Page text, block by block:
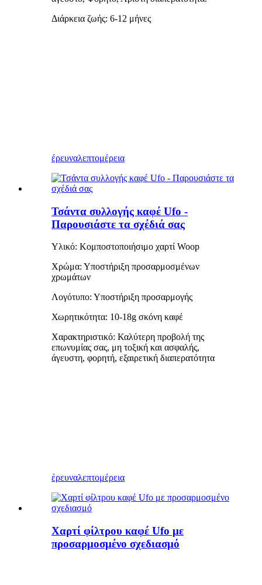
Διάρκεια ζωής: 6-12 μήνες
έρευναλεπτομέρεια
Τσάντα συλλογής καφέ Ufo -
Παρουσιάστε τα σχέδιά σας
Υλικό: Κομποστοποιήσιμο χαρτί Woop
Χρώμα: Υποστήριξη προσαρμοσμένων
χρωμάτων
Λογότυπο: Υποστήριξη προσαρμογής
Χωρητικότητα: 10-18g σκόνη καφέ
Χαρακτηριστικό: Καλύτερη προβολή της
επωνυμίας σας, μη τοξική και ασφαλής,
άγευστη, φορητή, εξαιρετική διαπερατότητα
έρευναλεπτομέρεια
Χαρτί φίλτρου καφέ Ufo με
προσαρμοσμένο σχεδιασμό